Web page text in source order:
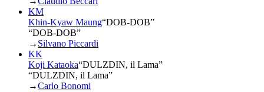
KM
Khin-Kyaw Maung“DOB-DOB”
“DOB-DOB”
→ Silvano Piccardi
KK
Koji Kataoka“DULZDIN, il Lama”
“DULZDIN, il Lama”
→Carlo Bonomi